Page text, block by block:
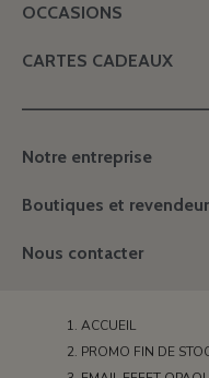
OCCASIONS
CARTES CADEAUX
Notre entreprise
Boutiques et
Nous contacter
ACCUEIL
PROMO FIN DE